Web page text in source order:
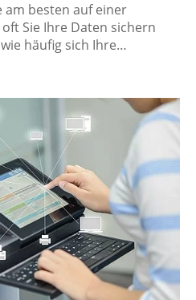
am besten auf einer
Sie Ihre Daten sichern
häufig sich Ihre…